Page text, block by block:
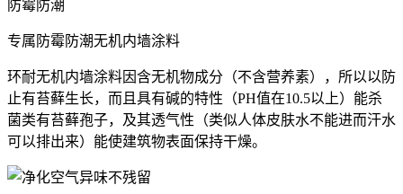
防霉防潮
专属防霉防潮无机内墙涂料
环耐无机内墙涂料因含无机物成分（不含营养素），所以以防
止有苔藓生长，而且具有碱的特性（PH值在10.5以上）能杀
菌类有苔藓孢子，及其透气性（类似人体皮肤水不能进而汗水
可以排出来）能使建筑物表面保持干燥。